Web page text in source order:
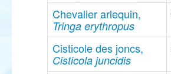
Chevalier arlequin,
Tringa erythropus
Cisticole des joncs,
Cisticola juncidis